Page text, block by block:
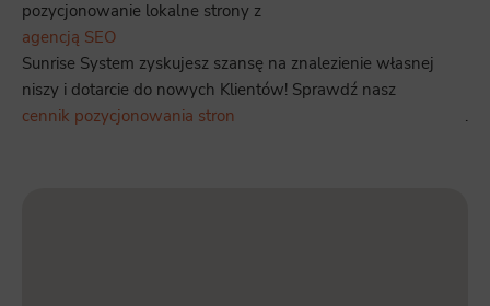
pozycjonowanie lokalne strony z
agencją SEO
Sunrise System zyskujesz szansę na znalezienie własnej
niszy i dotarcie do nowych Klientów! Sprawdź nasz
cennik pozycjonowania stron
.